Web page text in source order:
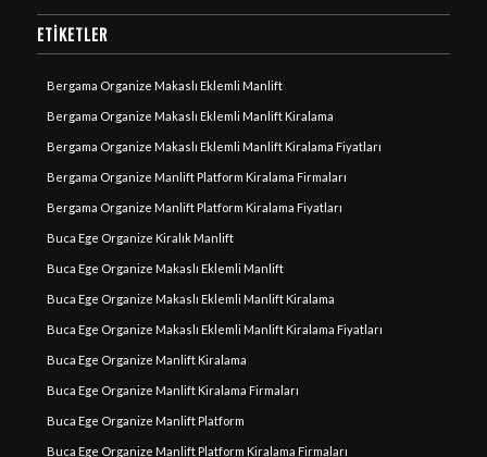
ETIKETLER
Bergama Organize Makaslı Eklemli Manlift
Bergama Organize Makaslı Eklemli Manlift Kiralama
Bergama Organize Makaslı Eklemli Manlift Kiralama Fiyatları
Bergama Organize Manlift Platform Kiralama Firmaları
Bergama Organize Manlift Platform Kiralama Fiyatları
Buca Ege Organize Kiralık Manlift
Buca Ege Organize Makaslı Eklemli Manlift
Buca Ege Organize Makaslı Eklemli Manlift Kiralama
Buca Ege Organize Makaslı Eklemli Manlift Kiralama Fiyatları
Buca Ege Organize Manlift Kiralama
Buca Ege Organize Manlift Kiralama Firmaları
Buca Ege Organize Manlift Platform
Buca Ege Organize Manlift Platform Kiralama Firmaları